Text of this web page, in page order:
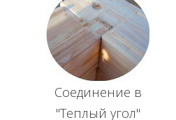
Соединение в
"Теплый угол"